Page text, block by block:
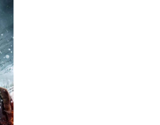
遠方的家
“最後的水上公交”擺渡
人
三農群英匯